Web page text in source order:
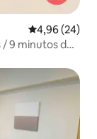
4,96 de uma
4,96 (24)
/ 9 minutos de